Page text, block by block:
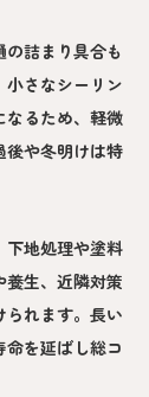
詰まり具合も
小さなシーリン
なるため、軽微
後や冬明けは特
下地処理や塗料
養生、近隣対策
られます。長い
を延ばし総コ